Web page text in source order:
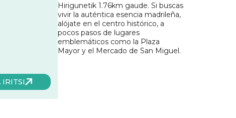
IRITSI
Hirigunetik 1.76km gaude. Si buscas
vivir la auténtica esencia madrileña,
alójate en el centro histórico, a
pocos pasos de lugares
emblemáticos como la Plaza
Mayor y el Mercado de San Miguel.